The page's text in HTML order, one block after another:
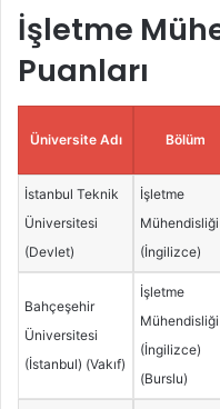
İşletme
Puanları
Üniversite Adı Bölüm
İstanbul Teknik
Üniversitesi
(Devlet)
İşletme
Mühendisliği
(İngilizce)
Bahçeşehir
Üniversitesi
(İstanbul) (Vakıf)
İşletme
Mühendisliği
(İngilizce)
(Burslu)